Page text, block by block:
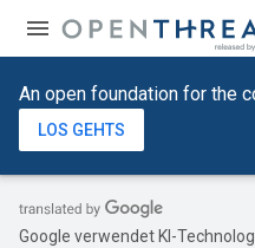
An open foundation for the
LOS GEHTS
Google verwendet KI-